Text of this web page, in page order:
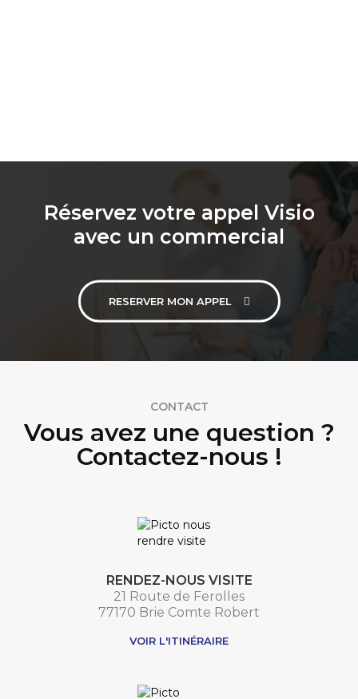
Réservez votre appel Visio
avec un commercial
RESERVER MON APPEL
CONTACT
Vous avez une question ?
Contactez-nous !
RENDEZ-NOUS VISITE
21 Route de Ferolles
77170 Brie Comte Robert
VOIR L'ITINÉRAIRE